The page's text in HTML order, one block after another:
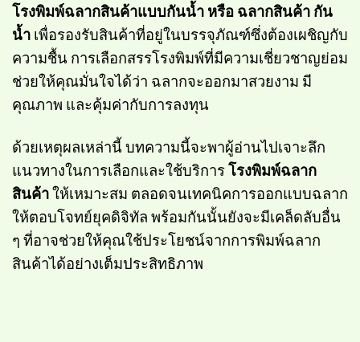
โรงพิมพ์ฉลากสินค้าแบบกันน้ำ หรือ ฉลากสินค้า กัน
น้ำ เพื่อรองรับสินค้าที่อยู่ในบรรจุภัณฑ์ซึ่งต้องเผชิญกับ
ความชื้น การเลือกสรรโรงพิมพ์ที่มีความเชี่ยวชาญย่อม
ช่วยให้คุณมั่นใจได้ว่า ฉลากจะออกมาสวยงาม มี
คุณภาพ และคุ้มค่ากับการลงทุน
ด้วยเหตุผลเหล่านี้ บทความนี้จะพาผู้อ่านไปเจาะลึก
แนวทางในการเลือกและใช้บริการโรงพิมพ์ฉลาก
สินค้าให้เหมาะสม ตลอดจนเทคนิคการออกแบบฉลาก
ให้ตอบโจทย์ยุคดิจิทัล พร้อมกันนั้นยังจะมีเคล็ดลับอื่น
ๆ ที่อาจช่วยให้คุณใช้ประโยชน์จากการพิมพ์ฉลาก
สินค้าได้อย่างเต็มประสิทธิภาพ